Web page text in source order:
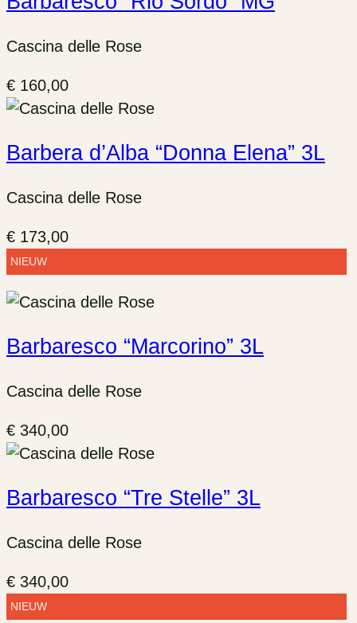
Cascina delle Rose
€ 160,00
Barbera d’Alba “Donna Elena” 3L
Cascina delle Rose
€ 173,00
NIEUW
Barbaresco “Marcorino” 3L
Cascina delle Rose
€ 340,00
Barbaresco “Tre Stelle” 3L
Cascina delle Rose
€ 340,00
NIEUW